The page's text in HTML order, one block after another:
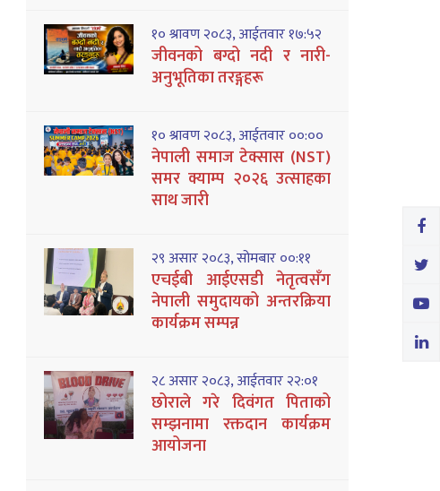
१० श्रावण २०८३, आईतवार १७:५२
जीवनको बग्दो नदी र नारी-
अनुभूतिका तरङ्गहरू
१० श्रावण २०८३, आईतवार ००:००
नेपाली समाज टेक्सास (NST)
समर क्याम्प २०२६ उत्साहका
साथ जारी
२९ असार २०८३, सोमबार ००:११
एचईबी आईएसडी नेतृत्वसँग
नेपाली समुदायको अन्तरक्रिया
कार्यक्रम सम्पन्न
२८ असार २०८३, आईतवार २२:०१
छोराले गरे दिवंगत पिताको
सम्झनामा रक्तदान कार्यक्रम
आयोजना